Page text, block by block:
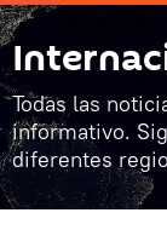
Todas las
informativo.
diferentes